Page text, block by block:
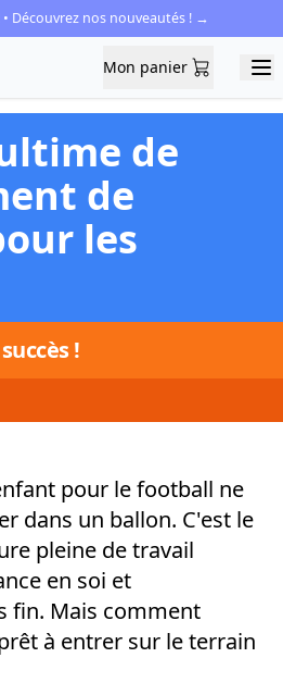
Découvrez nos nouveautés ! →
Mon panier
Mon panier
de
de
les
!
pour le football ne
dans un ballon. C'est le
pleine de travail
en soi et
fin. Mais comment
à entrer sur le terrain